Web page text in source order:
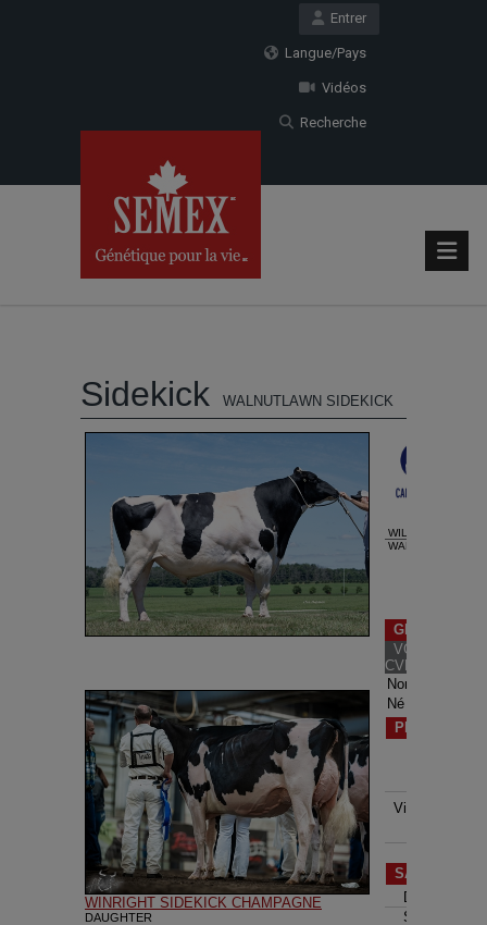
Entrer
Langue/Pays
Vidéos
Recherche